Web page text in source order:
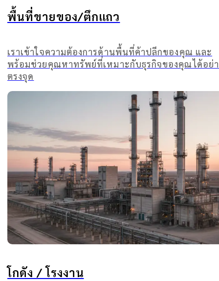
พื้นที่ขายของ/ตึกแถว
เราเข้าใจความต้องการด้านพื้นที่ค้าปลีกของคุณ และ
พร้อมช่วยคุณหาทรัพย์ที่เหมาะกับธุรกิจของคุณได้อย่
ตรงจุด
โกดัง / โรงงาน